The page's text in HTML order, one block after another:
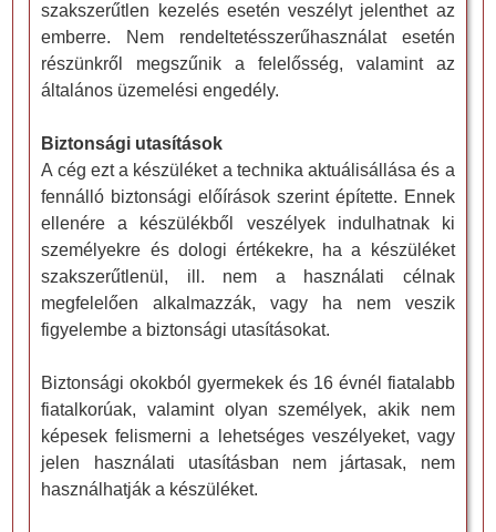
szakszerűtlen kezelés esetén veszélyt jelenthet az
emberre. Nem rendeltetésszerűhasználat esetén
részünkről megszűnik a felelősség, valamint az
általános üzemelési engedély.
Biztonsági utasítások
A cég ezt a készüléket a technika aktuálisállása és a
fennálló biztonsági előírások szerint építette. Ennek
ellenére a készülékből veszélyek indulhatnak ki
személyekre és dologi értékekre, ha a készüléket
szakszerűtlenül, ill. nem a használati célnak
megfelelően alkalmazzák, vagy ha nem veszik
figyelembe a biztonsági utasításokat.
Biztonsági okokból gyermekek és 16 évnél fiatalabb
fiatalkorúak, valamint olyan személyek, akik nem
képesek felismerni a lehetséges veszélyeket, vagy
jelen használati utasításban nem jártasak, nem
használhatják a készüléket.